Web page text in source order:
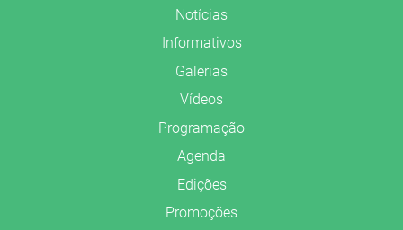
Notícias
Informativos
Galerias
Vídeos
Programação
Agenda
Edições
Promoções